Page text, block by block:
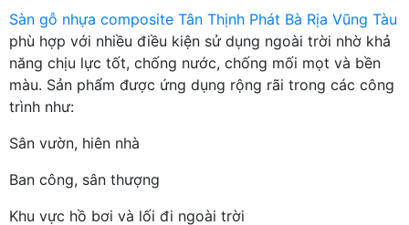
Sàn gỗ nhựa composite Tân Thịnh Phát Bà Rịa Vũng Tàu
phù hợp với nhiều điều kiện sử dụng ngoài trời nhờ khả
năng chịu lực tốt, chống nước, chống mối mọt và bền
màu. Sản phẩm được ứng dụng rộng rãi trong các công
trình như:
Sân vườn, hiên nhà
Ban công, sân thượng
Khu vực hồ bơi và lối đi ngoài trời